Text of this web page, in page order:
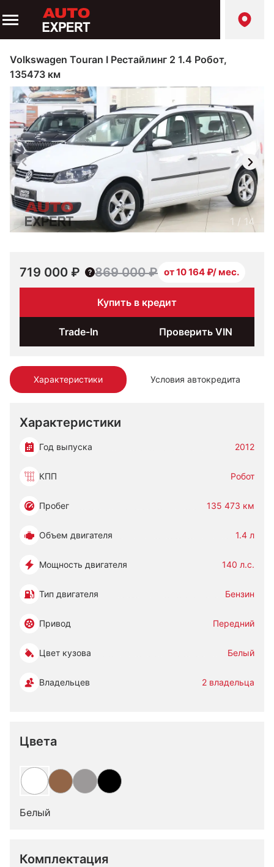
Volkswagen Touran I Рестайлинг 2 1.4 Робот,
135473 км
Характеристики Условия автокредита
Характеристики
Год выпуска 2012
КПП Робот
Пробег 135 473 км
Объем двигателя 1.4 л
Мощность двигателя 140 л.с.
Тип двигателя Бензин
Привод Передний
Цвет кузова Белый
Владельцев 2 владельца
Цвета
Белый
Комплектация
1 / 14
719 000 ₽ 869 000 ₽ от 10 164 ₽/ мес.
Купить в кредит
Trade-In Проверить VIN